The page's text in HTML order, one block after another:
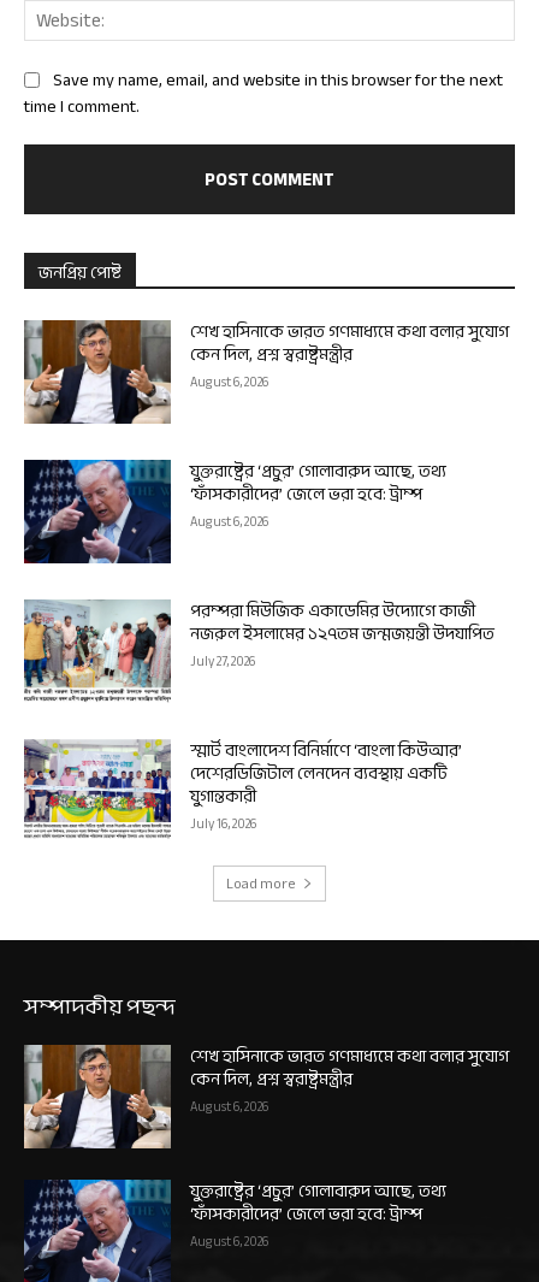
Save my name, email, and website in this browser for the next
time I comment.
জনপ্রিয় পোষ্ট
শেখ হাসিনাকে ভারত গণমাধ্যমে কথা বলার সুযোগ
কেন দিল, প্রশ্ন স্বরাষ্ট্রমন্ত্রীর
August 6, 2026
যুক্তরাষ্ট্রের ‘প্রচুর’ গোলাবারুদ আছে, তথ্য
‘ফাঁসকারীদের’ জেলে ভরা হবে: ট্রাম্প
August 6, 2026
পরম্পরা মিউজিক একাডেমির উদ্যোগে কাজী
নজরুল ইসলামের ১২৭তম জন্মজয়ন্তী উদযাপিত
July 27, 2026
স্মার্ট বাংলাদেশ বিনির্মাণে ‘বাংলা কিউআর’
দেশেরডিজিটাল লেনদেন ব্যবস্থায় একটি
যুগান্তকারী
July 16, 2026
Load more
সম্পাদকীয় পছন্দ
শেখ হাসিনাকে ভারত গণমাধ্যমে কথা বলার সুযোগ
কেন দিল, প্রশ্ন স্বরাষ্ট্রমন্ত্রীর
August 6, 2026
যুক্তরাষ্ট্রের ‘প্রচুর’ গোলাবারুদ আছে, তথ্য
‘ফাঁসকারীদের’ জেলে ভরা হবে: ট্রাম্প
August 6, 2026